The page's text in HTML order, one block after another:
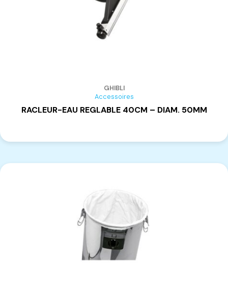
GHIBLI
Accessoires
RACLEUR-EAU REGLABLE 40CM – DIAM. 50MM